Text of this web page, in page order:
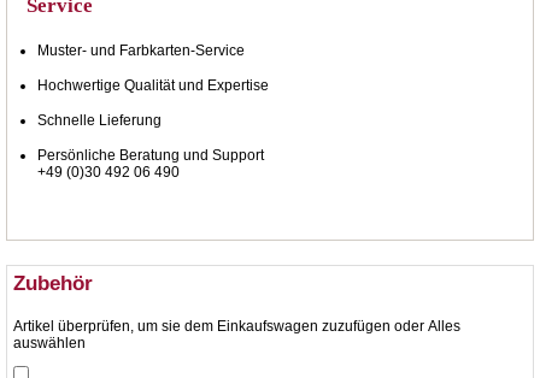
Service
Muster- und Farbkarten-Service
Hochwertige Qualität und Expertise
Schnelle Lieferung
Persönliche Beratung und Support
+49 (0)30 492 06 490
Zubehör
Artikel überprüfen, um sie dem Einkaufswagen zuzufügen oder Alles
auswählen